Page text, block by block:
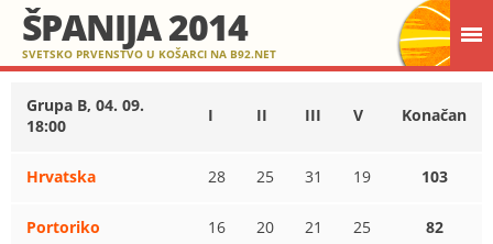
ŠPANIJA 2014
SVETSKO PRVENSTVO U KOŠARCI NA B92.NET
Grupa B, 04. 09.
18:00
I II III V Konačan
Hrvatska 28 25 31 19 103
Portoriko 16 20 21 25 82